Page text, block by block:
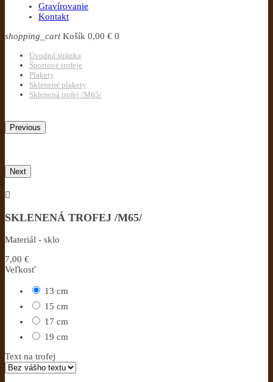
Gravírovanie
Kontakt
shopping_cart Košík 0,00 € 0
Úvodná stránka
Športové trofeje
Plakety
Sklenené plakety
Sklenená trofej /M65/
Previous
Next

SKLENENÁ TROFEJ /M65/
Materiál - sklo
7,00 €
Veľkosť
13 cm
15 cm
17 cm
19 cm
Text na trofej